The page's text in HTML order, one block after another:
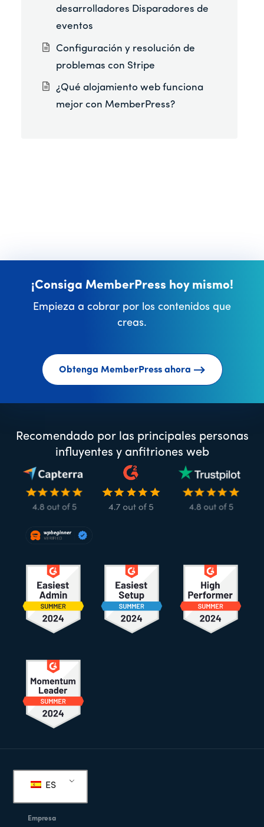
desarrolladores Disparadores de
eventos
Configuración y resolución de
problemas con Stripe
¿Qué alojamiento web funciona
mejor con MemberPress?
¡Consiga MemberPress hoy mismo!
Empieza a cobrar por los contenidos que
creas.
Obtenga MemberPress ahora
Recomendado por las principales personas
influyentes y anfitriones web
de
página
ES
Empresa